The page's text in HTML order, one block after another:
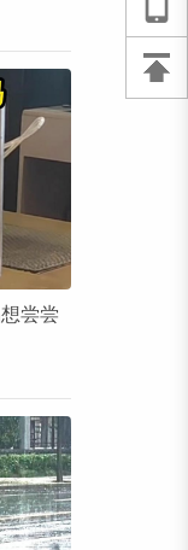
尝尝